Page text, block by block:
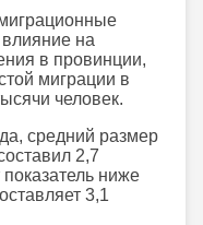
миграционные
на
в провинции,
миграции в
человек.
средний размер
2,7
показатель ниже
3,1